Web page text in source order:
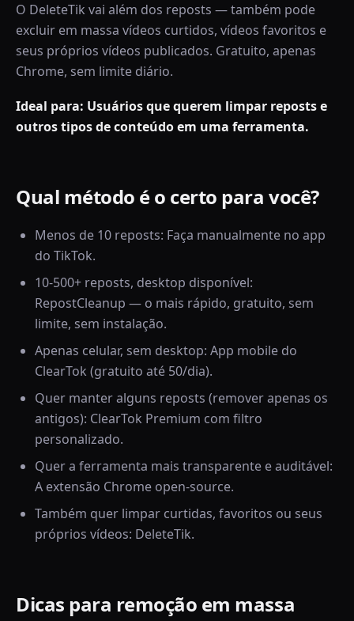
O DeleteTik vai além dos reposts — também pode
excluir em massa vídeos curtidos, vídeos favoritos e
seus próprios vídeos publicados. Gratuito, apenas
Chrome, sem limite diário.
Ideal para: Usuários que querem limpar reposts e
outros tipos de conteúdo em uma ferramenta.
Qual método é o certo para você?
Menos de 10 reposts: Faça manualmente no app
do TikTok.
10-500+ reposts, desktop disponível:
RepostCleanup — o mais rápido, gratuito, sem
limite, sem instalação.
Apenas celular, sem desktop: App mobile do
ClearTok (gratuito até 50/dia).
Quer manter alguns reposts (remover apenas os
antigos): ClearTok Premium com filtro
personalizado.
Quer a ferramenta mais transparente e auditável:
A extensão Chrome open-source.
Também quer limpar curtidas, favoritos ou seus
próprios vídeos: DeleteTik.
Dicas para remoção em massa